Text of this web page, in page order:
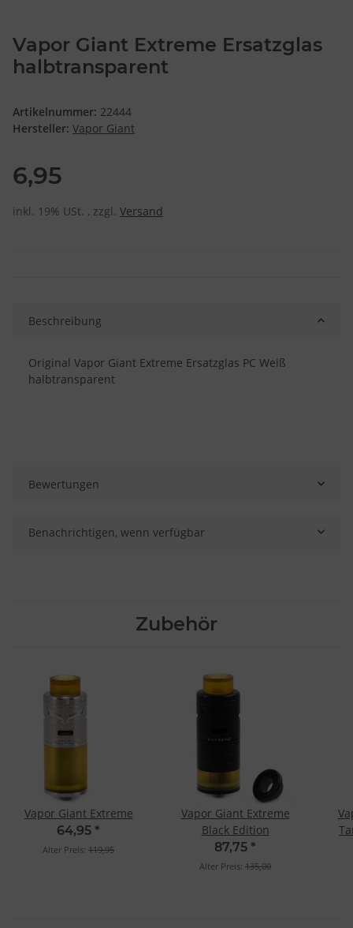
Vapor Giant Extreme Ersatzglas
halbtransparent
Artikelnummer: 22444
Hersteller: Vapor Giant
6,95
inkl. 19% USt. , zzgl. Versand
Beschreibung
Original Vapor Giant Extreme Ersatzglas PC Weiß
halbtransparent
Bewertungen
Benachrichtigen, wenn verfügbar
Zubehör
Vapor Giant Extreme
64,95 *
Alter Preis: 119,95
Vapor Giant Extreme
Black Edition
87,75 *
Alter Preis: 135,00